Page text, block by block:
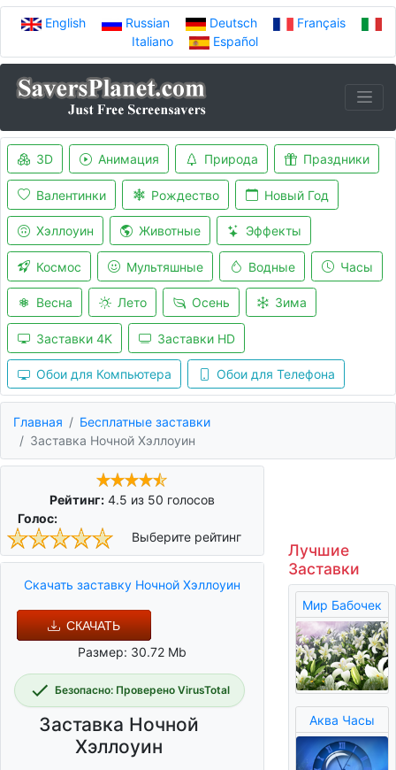
English Russian Deutsch
Français
Italiano
Español
3D Анимация Природа Праздники
Валентинки Рождество Новый Год
Хэллоуин Животные Эффекты
Космос Мультяшные Водные Часы
Весна Лето Осень Зима
Заставки 4K Заставки HD
Обои для Компьютера Обои для Телефона
Главная
Бесплатные заставки
Заставка Ночной Хэллоуин
Рейтинг: 4.5 из 50 голосов
Голос:
Выберите рейтинг
Скачать заставку Ночной Хэллоуин
СКАЧАТЬ
Размер: 30.72 Mb
Безопасно: Проверено VirusTotal
Заставка Ночной
Хэллоуин
Лучшие
Заставки
Мир Бабочек
Аква Часы